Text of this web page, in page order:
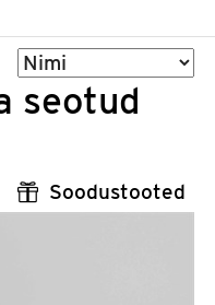
Sorteeri
seotud
Soodustooted